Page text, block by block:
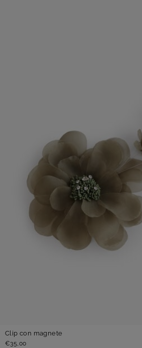
Clip con magnete
€35,00